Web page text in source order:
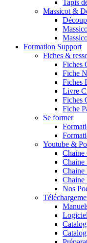
Tapis
Massicot &
Formation Support
Fiches &
Fiches
Fiche
Fiches
Livre
Fiches
Fiche
Se former
Youtube &
Chaine
Chaine
Chaine
Chaine
Nos